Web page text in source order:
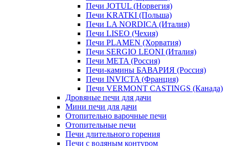
Печи JOTUL (Норвегия)
Печи KRATKI (Польша)
Печи LA NORDICA (Италия)
Печи LISEO (Чехия)
Печи PLAMEN (Хорватия)
Печи SERGIO LEONI (Италия)
Печи META (Россия)
Печи-камины БАВАРИЯ (Россия)
Печи INVICTA (Франция)
Печи VERMONT CASTINGS (Канада)
Дровяные печи для дачи
Мини печи для дачи
Отопительно варочные печи
Отопительные печи
Печи длительного горения
Печи с водяным контуром